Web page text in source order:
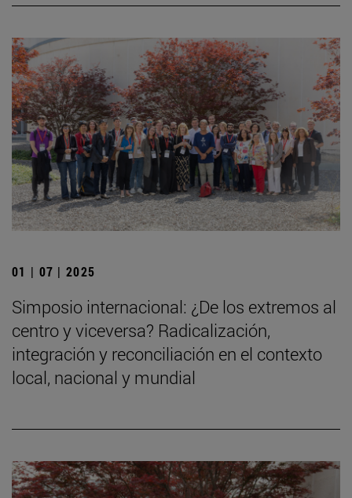
01 | 07 | 2025
Simposio internacional: ¿De los extremos al
centro y viceversa? Radicalización,
integración y reconciliación en el contexto
local, nacional y mundial